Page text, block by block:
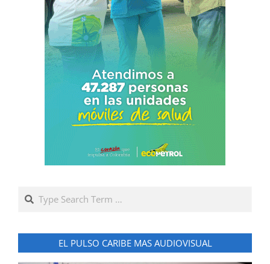
Search
EL PULSO CARIBE MAS AUDIOVISUAL